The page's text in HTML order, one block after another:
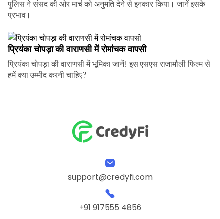
पुलिस ने संसद की ओर मार्च को अनुमति देने से इनकार किया। जानें इसके
प्रभाव।
प्रियंका चोपड़ा की वाराणसी में रोमांचक वापसी
प्रियंका चोपड़ा की वाराणसी में भूमिका जानें! इस एसएस राजामौली फिल्म से
हमें क्या उम्मीद करनी चाहिए?
support@credyfi.com
+91 917555 4856